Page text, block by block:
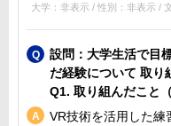
大学：非表示 / 性別：非表示 /
設問：大学生活で目
だ経験について 取り
Q1. 取り組んだこと（
VR技術を活用した練